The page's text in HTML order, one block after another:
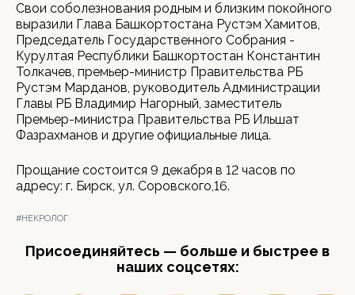
Свои соболезнования родным и близким покойного
выразили Глава Башкортостана Рустэм Хамитов,
Председатель Государственного Собрания -
Курултая Республики Башкортостан Константин
Толкачев, премьер-министр Правительства РБ
Рустэм Марданов, руководитель Администрации
Главы РБ Владимир Нагорный, заместитель
Премьер-министра Правительства РБ Ильшат
Фазрахманов и другие официальные лица.
Прощание состоится 9 декабря в 12 часов по
адресу: г. Бирск, ул. Соровского,16.
#НЕКРОЛОГ
Присоединяйтесь — больше и быстрее в
наших соцсетях: